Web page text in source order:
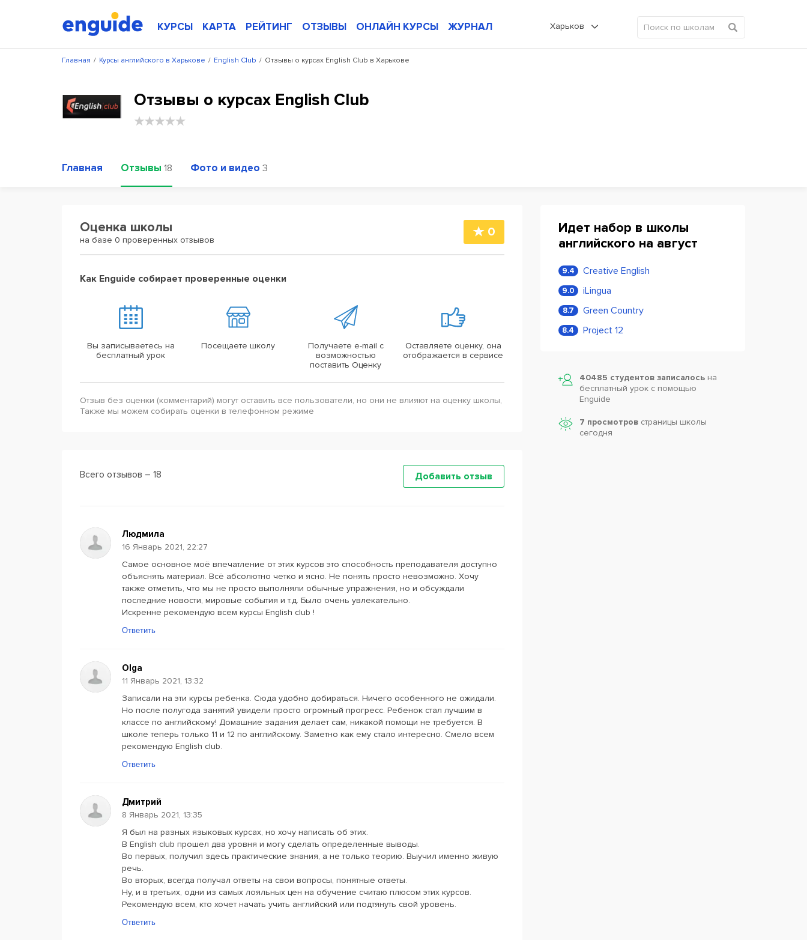
КУРСЫ КАРТА РЕЙТИНГ ОТЗЫВЫ ОНЛАЙН КУРСЫ ЖУРНАЛ Харьков
/
Главная /
Курсы английского в Харькове /
English Club Отзывы о курсах English Club в Харькове
Отзывы о курсах English Club
Главная Отзывы 18 Фото и видео 3
Оценка школы
на базе 0 проверенных отзывов
0
Как Enguide собирает проверенные оценки
Вы записываетесь на
бесплатный урок
Посещаете школу
Получаете e-mail с
возможностью
поставить Оценку
Оставляете оценку, она
отображается в сервисе
Отзыв без оценки (комментарий) могут оставить все пользователи, но они не влияют на оценку школы,
Также мы можем собирать оценки в телефонном режиме
Всего отзывов – 18 Добавить отзыв
Людмила
16 Январь 2021, 22:27
Самое основное моё впечатление от этих курсов это способность преподавателя доступно
объяснять материал. Всё абсолютно четко и ясно. Не понять просто невозможно. Хочу
также отметить, что мы не просто выполняли обычные упражнения, но и обсуждали
последние новости, мировые события и т.д. Было очень увлекательно.
Искренне рекомендую всем курсы English club !
Ответить
Olga
11 Январь 2021, 13:32
Записали на эти курсы ребенка. Сюда удобно добираться. Ничего особенного не ожидали.
Но после полугода занятий увидели просто огромный прогресс. Ребенок стал лучшим в
классе по английскому! Домашние задания делает сам, никакой помощи не требуется. В
школе теперь только 11 и 12 по английскому. Заметно как ему стало интересно. Смело всем
рекомендую English club.
Ответить
Дмитрий
8 Январь 2021, 13:35
Я был на разных языковых курсах, но хочу написать об этих.
В English club прошел два уровня и могу сделать определенные выводы.
Во первых, получил здесь практические знания, а не только теорию. Выучил именно живую
речь.
Во вторых, всегда получал ответы на свои вопросы, понятные ответы.
Ну, и в третьих, одни из самых лояльных цен на обучение считаю плюсом этих курсов.
Рекомендую всем, кто хочет начать учить английский или подтянуть свой уровень.
Ответить
Идет набор в школы
английского на август
9.4 Creative English
9.0 iLingua
8.7 Green Country
8.4 Project 12
40485 студентов записалось на
бесплатный урок с помощью
Enguide
7 просмотровстраницы школы
сегодня